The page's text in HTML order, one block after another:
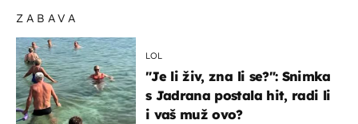
ZABAVA
LOL
"Je li živ, zna li se?": Snimka
s Jadrana postala hit, radi li
i vaš muž ovo?